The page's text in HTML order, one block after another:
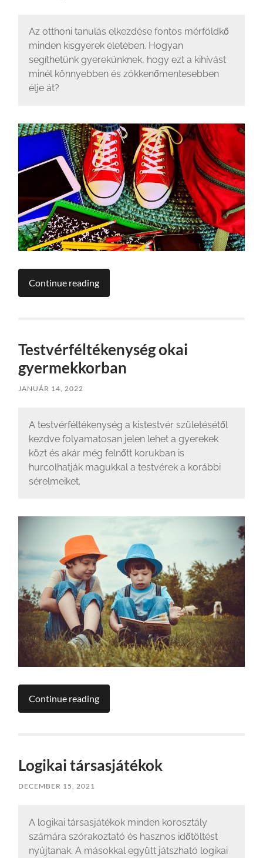
Az otthoni tanulás elkezdése fontos mérföldkő
minden kisgyerek életében. Hogyan
segíthetünk gyerekünknek, hogy ezt a kihívást
minél könnyebben és zökkenőmentesebben
élje át?
Continue reading
Testvérféltékenység okai
gyermekkorban
JANUÁR 14, 2022
A testvérféltékenység a kistestvér születésétől
kezdve folyamatosan jelen lehet a gyerekek
közt és akár még felnőtt korukban is
hurcolhatják magukkal a testvérek a korábbi
sérelmeiket.
Continue reading
Logikai társasjátékok
DECEMBER 15, 2021
A logikai társasjátékok minden korosztály
számára szórakoztató és hasznos időtöltést
nyújtanak. A másokkal együtt játszható logikai